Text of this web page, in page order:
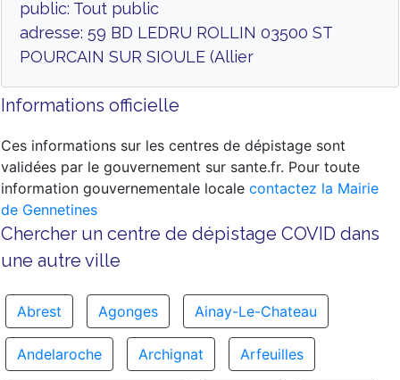
public: Tout public
adresse: 59 BD LEDRU ROLLIN 03500 ST
POURCAIN SUR SIOULE (Allier
Informations officielle
Ces informations sur les centres de dépistage sont
validées par le gouvernement sur sante.fr. Pour toute
information gouvernementale locale contactez la Mairie
de Gennetines
Chercher un centre de dépistage COVID dans
une autre ville
Abrest Agonges Ainay-Le-Chateau
Andelaroche Archignat Arfeuilles